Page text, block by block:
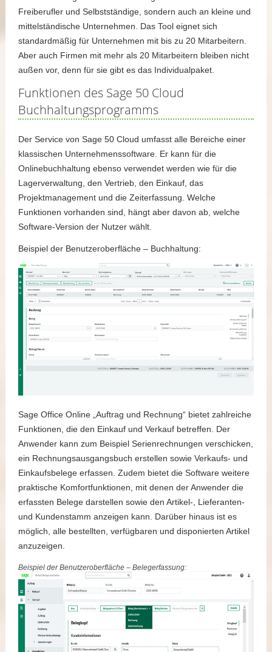
Freiberufler und Selbstständige, sondern auch an kleine und
mittelständische Unternehmen. Das Tool eignet sich
standardmäßig für Unternehmen mit bis zu 20 Mitarbeitern.
Aber auch Firmen mit mehr als 20 Mitarbeitern bleiben nicht
außen vor, denn für sie gibt es das Individualpaket.
Funktionen des Sage 50 Cloud
Buchhaltungsprogramms
Der Service von Sage 50 Cloud umfasst alle Bereiche einer
klassischen Unternehmenssoftware. Er kann für die
Onlinebuchhaltung ebenso verwendet werden wie für die
Lagerverwaltung, den Vertrieb, den Einkauf, das
Projektmanagement und die Zeiterfassung. Welche
Funktionen vorhanden sind, hängt aber davon ab, welche
Software-Version der Nutzer wählt.
Beispiel der Benutzeroberfläche – Buchhaltung:
Sage Office Online „Auftrag und Rechnung“ bietet zahlreiche
Funktionen, die den Einkauf und Verkauf betreffen. Der
Anwender kann zum Beispiel Serienrechnungen verschicken,
ein Rechnungsausgangsbuch erstellen sowie Verkaufs- und
Einkaufsbelege erfassen. Zudem bietet die Software weitere
praktische Komfortfunktionen, mit denen der Anwender die
erfassten Belege darstellen sowie den Artikel-, Lieferanten-
und Kundenstamm anzeigen kann. Darüber hinaus ist es
möglich, alle bestellten, verfügbaren und disponierten Artikel
anzuzeigen.
Beispiel der Benutzeroberfläche – Belegerfassung: